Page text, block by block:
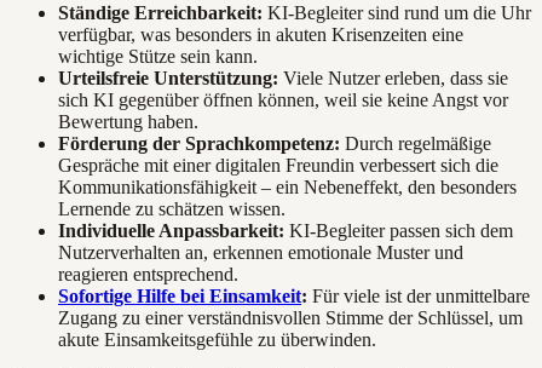
Ständige Erreichbarkeit: KI-Begleiter sind rund um die Uhr
verfügbar, was besonders in akuten Krisenzeiten eine
wichtige Stütze sein kann.
Urteilsfreie Unterstützung: Viele Nutzer erleben, dass sie
sich KI gegenüber öffnen können, weil sie keine Angst vor
Bewertung haben.
Förderung der Sprachkompetenz: Durch regelmäßige
Gespräche mit einer digitalen Freundin verbessert sich die
Kommunikationsfähigkeit – ein Nebeneffekt, den besonders
Lernende zu schätzen wissen.
Individuelle Anpassbarkeit: KI-Begleiter passen sich dem
Nutzerverhalten an, erkennen emotionale Muster und
reagieren entsprechend.
Sofortige Hilfe bei Einsamkeit: Für viele ist der unmittelbare
Zugang zu einer verständnisvollen Stimme der Schlüssel, um
akute Einsamkeitsgefühle zu überwinden.